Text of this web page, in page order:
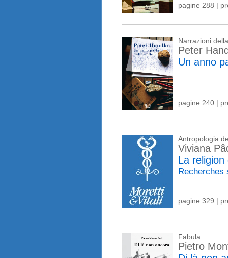
pagine 288 |
Narrazioni
Peter
Un anno
pagine 240 |
Antropologia
Viviana
La religion
Recherches
pagine 329 |
Fabula
Pietro